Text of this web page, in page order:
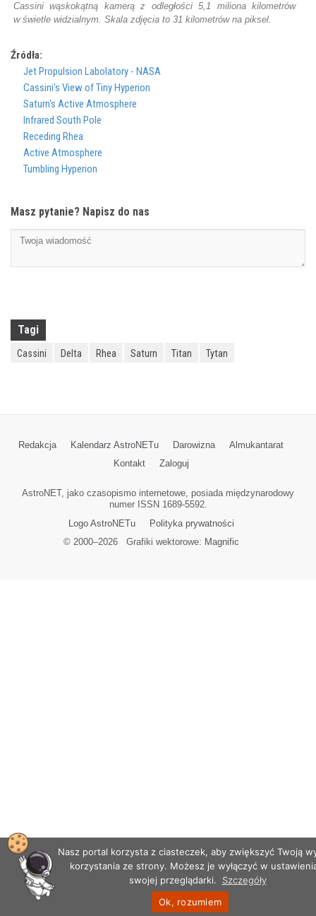
Cassini wąskokątną kamerą z odległości 5,1 miliona kilometrów
w świetle widzialnym. Skala zdjęcia to 31 kilometrów na piksel.
Źródła:
Jet Propulsion Labolatory - NASA
Cassini's View of Tiny Hyperion
Saturn's Active Atmosphere
Infrared South Pole
Receding Rhea
Active Atmosphere
Tumbling Hyperion
Masz pytanie? Napisz do nas
Tagi
Cassini Delta Rhea Saturn Titan Tytan
Redakcja Kalendarz AstroNETu Darowizna
Almukantarat
Kontakt
Zaloguj
AstroNET, jako czasopismo internetowe, posiada międzynarodowy
numer ISSN 1689-5592.
Logo AstroNETu
Polityka prywatności
© 2000–2026Grafiki wektorowe: Magnific
Nasz portal korzysta z ciasteczek, aby zwiększyć Twoją
korzystania ze strony. Możesz je wyłączyć w
swojej przeglądarki.
Szczegóły
Ok, rozumiem